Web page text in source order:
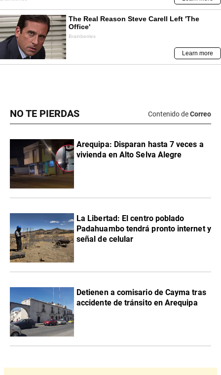
NO TE PIERDAS Contenido deCorreo
Arequipa: Disparan hasta 7 veces a
vivienda en Alto Selva Alegre
La Libertad: El centro poblado
Padahuambo tendrá pronto internet y
señal de celular
Detienen a comisario de Cayma tras
accidente de tránsito en Arequipa